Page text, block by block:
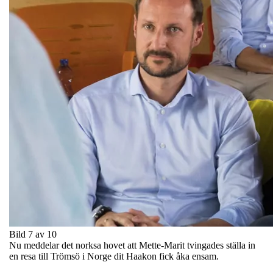
Bild 7 av 10
Nu meddelar det norksa hovet att Mette-Marit tvingades ställa in
en resa till Trömsö i Norge dit Haakon fick åka ensam.